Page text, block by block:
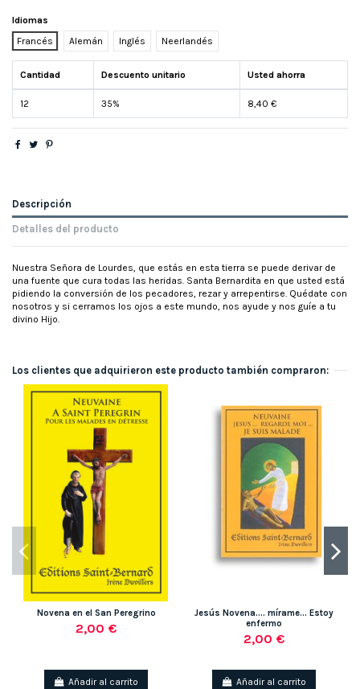
Idiomas
Francés
Alemán Inglés Neerlandés
Cantidad Descuento unitario Usted ahorra
12 35% 8,40 €
Descripción
Detalles del producto
Nuestra Señora de Lourdes, que estás en esta tierra se puede derivar de
una fuente que cura todas las heridas. Santa Bernardita en que usted está
pidiendo la conversión de los pecadores, rezar y arrepentirse. Quédate con
nosotros y si cerramos los ojos a este mundo, nos ayude y nos guíe a tu
divino Hijo.
Los clientes que adquirieron este producto también compraron:
Novena en el San Peregrino
2,00 €
Añadir al carrito
Jesús Novena.... mírame... Estoy
enfermo
2,00 €
Añadir al carrito